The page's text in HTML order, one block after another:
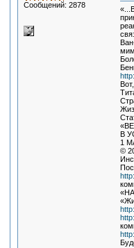
Сообщений: 2878
В
1
©